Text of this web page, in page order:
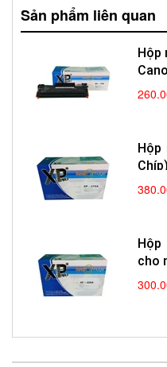
Sản phẩm liên quan
Hộp
Hộp
Chíp)
cho